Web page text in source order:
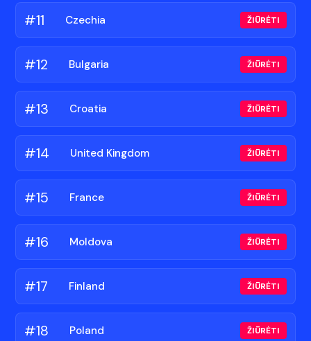
#11 Czechia ŽIŪRĖTI
#12 Bulgaria ŽIŪRĖTI
#13 Croatia ŽIŪRĖTI
#14 United Kingdom ŽIŪRĖTI
#15 France ŽIŪRĖTI
#16 Moldova ŽIŪRĖTI
#17 Finland ŽIŪRĖTI
#18 Poland ŽIŪRĖTI